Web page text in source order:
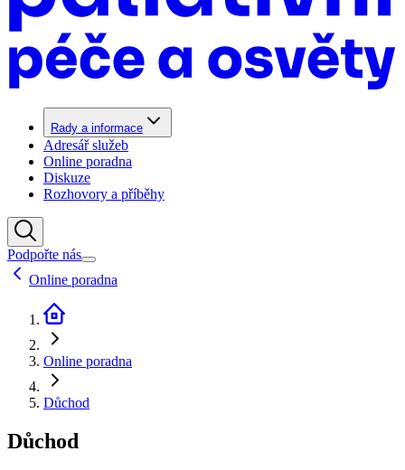
Rady a informace
Adresář služeb
Online poradna
Diskuze
Rozhovory a příběhy
Podpořte nás
Online poradna
Online poradna
Důchod
Důchod